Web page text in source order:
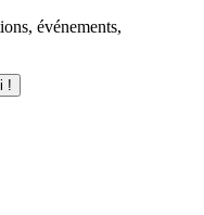
événements,
!